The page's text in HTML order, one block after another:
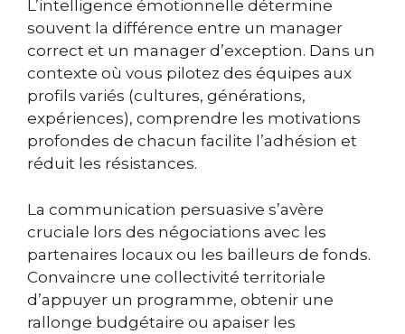
L’intelligence émotionnelle détermine
souvent la différence entre un manager
correct et un manager d’exception. Dans un
contexte où vous pilotez des équipes aux
profils variés (cultures, générations,
expériences), comprendre les motivations
profondes de chacun facilite l’adhésion et
réduit les résistances.
La communication persuasive s’avère
cruciale lors des négociations avec les
partenaires locaux ou les bailleurs de fonds.
Convaincre une collectivité territoriale
d’appuyer un programme, obtenir une
rallonge budgétaire ou apaiser les